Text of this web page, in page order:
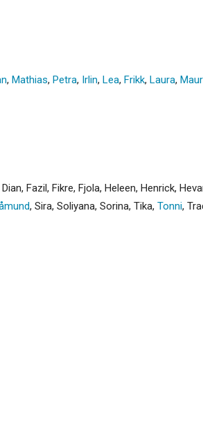
, Mathias, Petra, Irlin, Lea, Frikk, Laura,
Dian, Fazil, Fikre, Fjola, Heleen, Henrick,
, Sira, Soliyana, Sorina, Tika, Tonni,